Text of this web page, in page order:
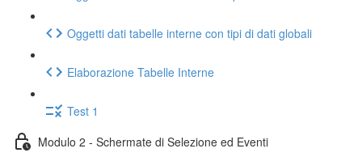
Oggetti dati tabelle interne con tipi di dati globali
Elaborazione Tabelle Interne
Test 1
Modulo 2 - Schermate di Selezione ed Eventi